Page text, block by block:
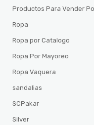
Productos Para Vender
Ropa
Ropa por Catalogo
Ropa Por Mayoreo
Ropa Vaquera
sandalias
SCPakar
Silver